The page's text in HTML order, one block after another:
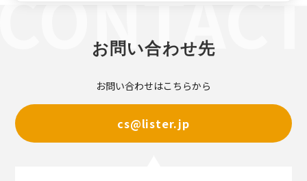
お問い合わせ先
お問い合わせはこちらから
cs@lister.jp